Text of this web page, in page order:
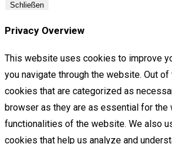
Schließen
Privacy Overview
This website uses cookies to improve
you navigate through the website. Out
cookies that are categorized as
browser as they are as essential for
functionalities of the website. We also
cookies that help us analyze and